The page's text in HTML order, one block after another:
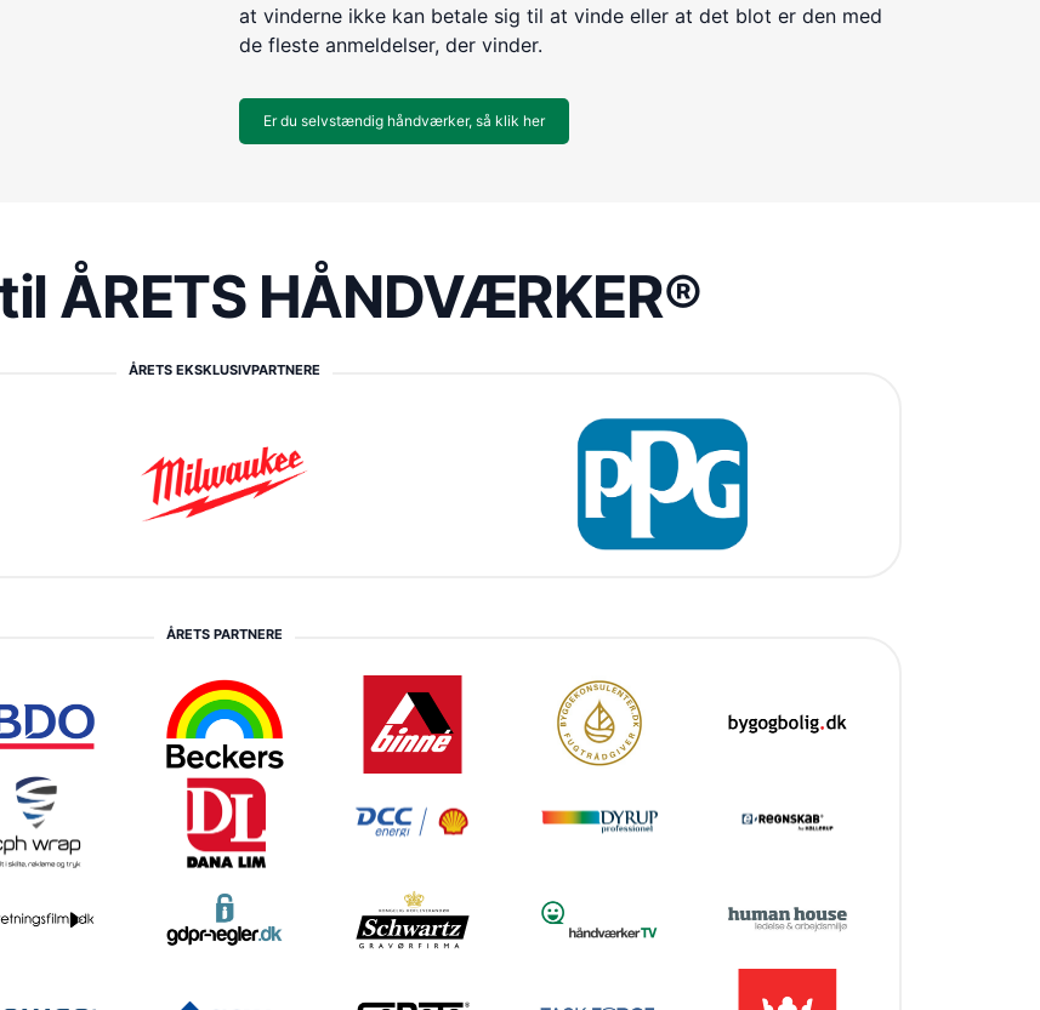
at vinderne ikke kan betale sig til at vinde eller at det blot er den med
de fleste anmeldelser, der vinder.
Er du selvstændig håndværker, så klik her
ÅRETS HÅNDVÆRKER®
ÅRETS EKSKLUSIVPARTNERE
ÅRETS PARTNERE